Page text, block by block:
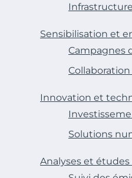
Sensibilisation et
Campagnes
Innovation et
Solutions
Analyses et